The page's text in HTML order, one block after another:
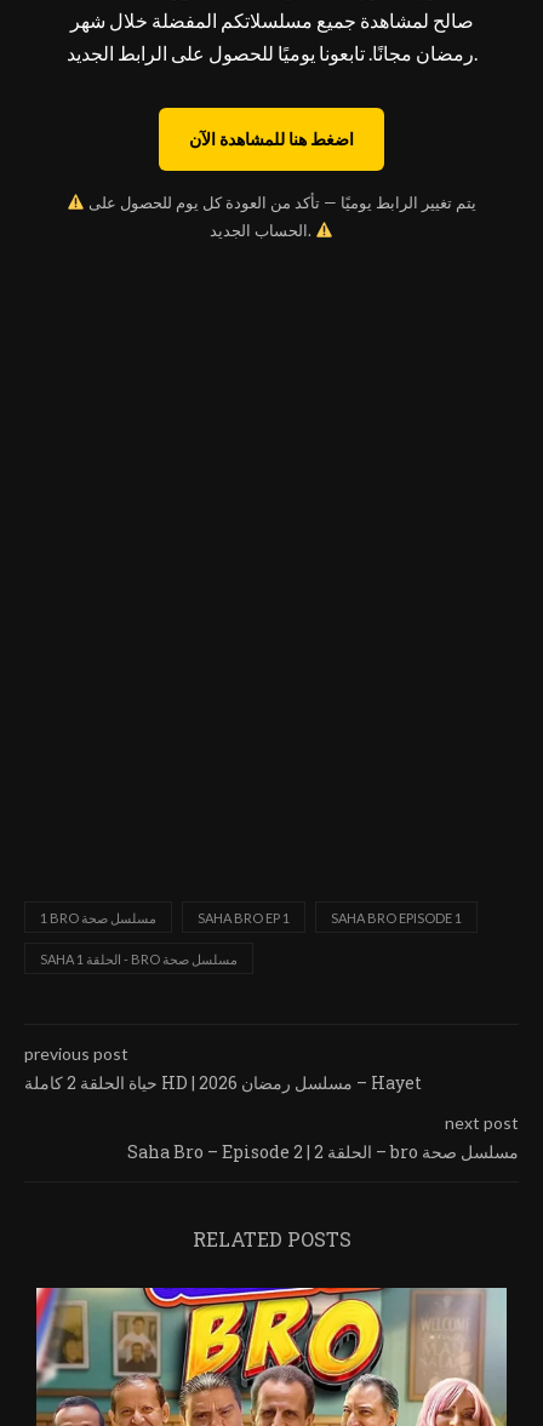
صالح لمشاهدة جميع مسلسلاتكم المفضلة خلال شهر
رمضان مجانًا. تابعونا يوميًا للحصول على الرابط الجديد.
اضغط هنا للمشاهدة الآن
الحساب الجديد.
1 BRO مسلسل صحة SAHA BRO EP 1 SAHA BRO EPISODE 1
SAHA الحلقة 1 - BRO مسلسل صحة
previous post
حياة الحلقة 2 كاملة HD | مسلسل رمضان 2026 – Hayet
next post
Saha Bro – Episode 2 | الحلقة 2 – bro مسلسل صحة
RELATED POSTS